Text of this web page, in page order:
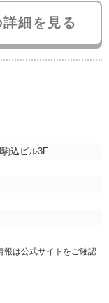
細を見る
込ビル3F
は公式サイトをご確認